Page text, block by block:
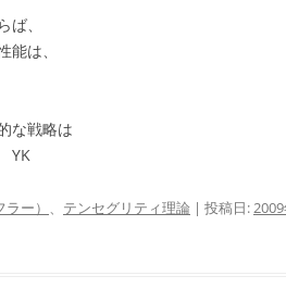
、
は、
な戦略は
YK
ー） 、 テンセグリティ理論 | 投稿日: